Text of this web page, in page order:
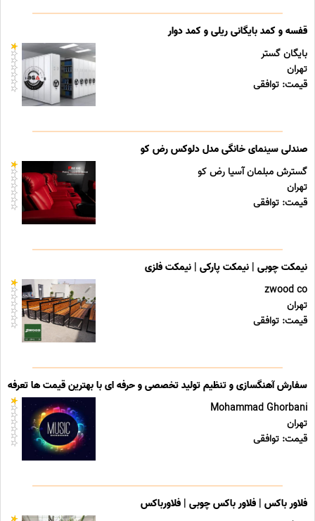
قفسه و کمد بایگانی ریلی و کمد دوار
بایگان گستر
تهران
قیمت: توافقی
صندلی سینمای خانگی مدل دلوکس رض کو
گسترش مبلمان آسیا رض کو
تهران
قیمت: توافقی
نیمکت چوبی | نیمکت پارکی | نیمکت فلزی
zwood co
تهران
قیمت: توافقی
سفارش آهنگسازی و تنظیم تولید تخصصی و حرفه ای با بهترین قیمت ها تعرفه
Mohammad Ghorbani
تهران
قیمت: توافقی
فلاور باکس | فلاور باکس چوبی | فلاورباکس